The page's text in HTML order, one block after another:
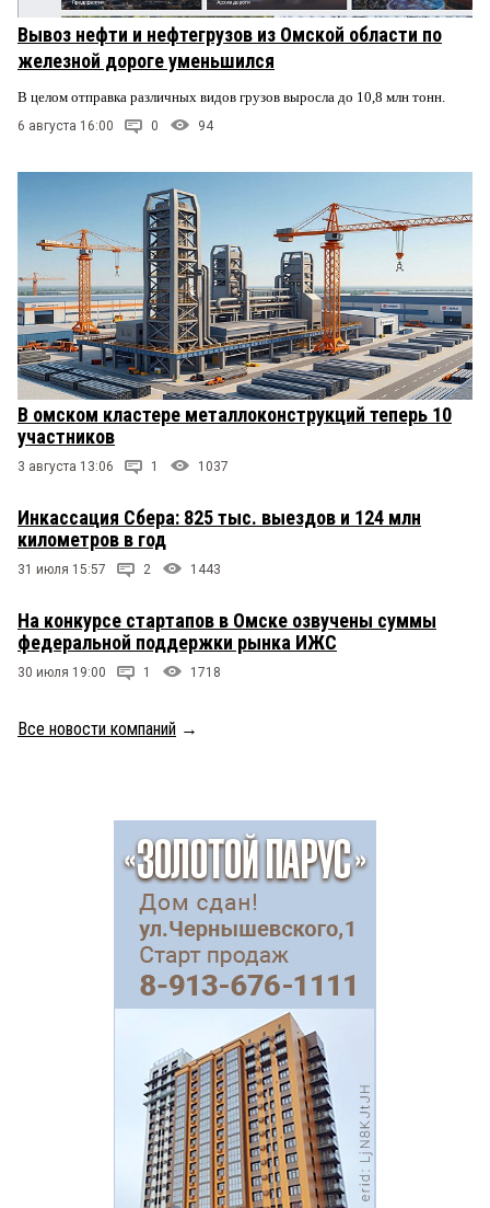
Вывоз нефти и нефтегрузов из Омской области по
железной дороге уменьшился
В целом отправка различных видов грузов выросла до 10,8 млн тонн.
6 августа 16:00 0 94
В омском кластере металлоконструкций теперь 10
участников
3 августа 13:06 1 1037
Инкассация Сбера: 825 тыс. выездов и 124 млн
километров в год
31 июля 15:57 2 1443
На конкурсе стартапов в Омске озвучены суммы
федеральной поддержки рынка ИЖС
30 июля 19:00 1 1718
Все новости компаний →